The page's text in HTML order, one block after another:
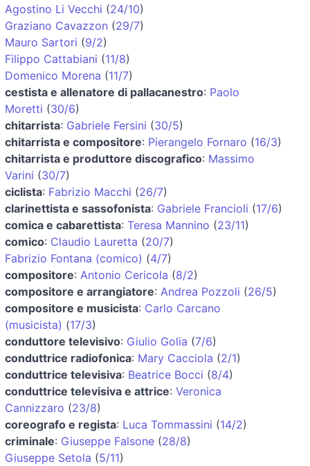
Agostino Li Vecchi (24/10)
Graziano Cavazzon (29/7)
Mauro Sartori (9/2)
Filippo Cattabiani (11/8)
Domenico Morena (11/7)
cestista e allenatore di pallacanestro: Paolo
Moretti (30/6)
chitarrista: Gabriele Fersini (30/5)
chitarrista e compositore: Pierangelo Fornaro (16/3)
chitarrista e produttore discografico: Massimo
Varini (30/7)
ciclista: Fabrizio Macchi (26/7)
clarinettista e sassofonista: Gabriele Francioli (17/6)
comica e cabarettista: Teresa Mannino (23/11)
comico: Claudio Lauretta (20/7)
Fabrizio Fontana (comico) (4/7)
compositore: Antonio Cericola (8/2)
compositore e arrangiatore: Andrea Pozzoli (26/5)
compositore e musicista: Carlo Carcano
(musicista) (17/3)
conduttore televisivo: Giulio Golia (7/6)
conduttrice radiofonica: Mary Cacciola (2/1)
conduttrice televisiva: Beatrice Bocci (8/4)
conduttrice televisiva e attrice: Veronica
Cannizzaro (23/8)
coreografo e regista: Luca Tommassini (14/2)
criminale: Giuseppe Falsone (28/8)
Giuseppe Setola (5/11)